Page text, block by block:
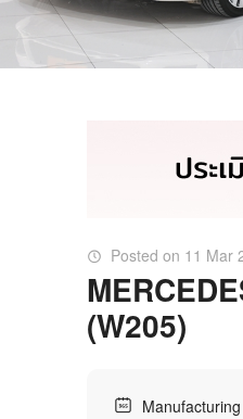
Posted on 11 Mar
(W205)